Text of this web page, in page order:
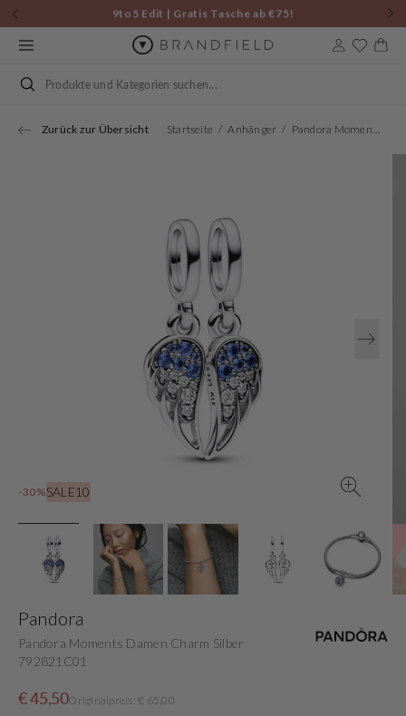
Zum
Inhalt
springen
9to5 Edit | Gratis Tasche ab €75!
Suchen
Zurück zur Übersicht Startseite Anhänger Pandora Moments Damen Charm Silber 792821C01
-30%SALE10
Öffnen
Sie
Medien
1
in
der
Galerieansicht
Pandora
Pandora Moments Damen Charm Silber
792821C01
Verkaufspreis
€ 45,50
NormalerOriginalpreis: € 65,00